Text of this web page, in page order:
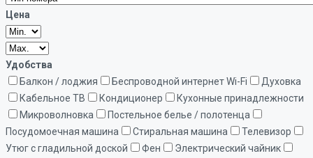
Цена
Удобства
Балкон / лоджия
Беспроводной интернет Wi-Fi
Духовка
Кабельное ТВ
Кондиционер
Кухонные принадлежности
Микроволновка
Постельное белье / полотенца
Посудомоечная машина
Стиральная машина
Телевизор
Утюг с гладильной доской
Фен
Электрический чайник